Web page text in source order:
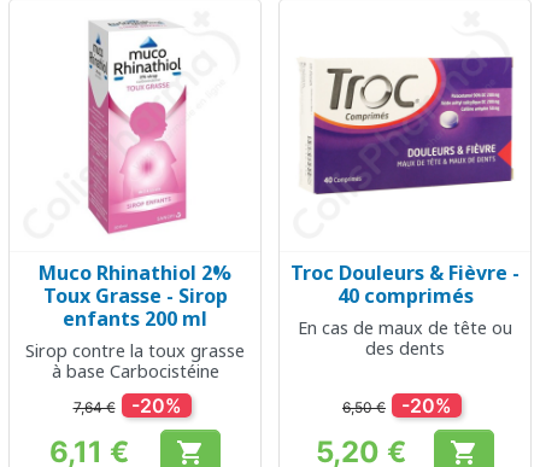
Muco Rhinathiol 2%
Toux Grasse - Sirop
enfants 200 ml
Sirop contre la toux grasse
à base Carbocistéine
7,64 € -20%
6,11 € 
Troc Douleurs & Fièvre -
40 comprimés
En cas de maux de tête ou
des dents
6,50 € -20%
5,20 € 